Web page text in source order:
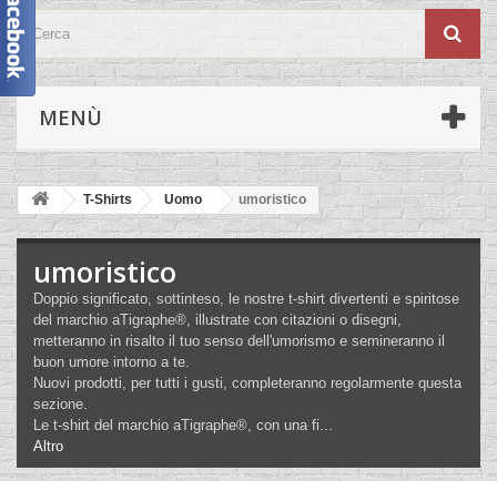
MENÙ
T-Shirts Uomo umoristico
umoristico
Doppio significato, sottinteso, le nostre t-shirt divertenti e spiritose
del marchio aTigraphe®, illustrate con citazioni o disegni,
metteranno in risalto il tuo senso dell'umorismo e semineranno il
buon umore intorno a te.
Nuovi prodotti, per tutti i gusti, completeranno regolarmente questa
sezione.
Le t-shirt del marchio aTigraphe®, con una fi...
Altro